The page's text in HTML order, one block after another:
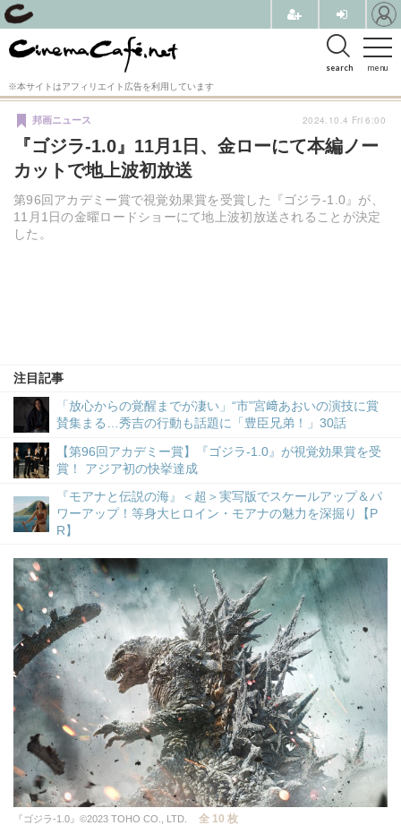
menu
search
※本サイトはアフィリエイト広告を利用しています
『ゴジラ-1.0』11月1日、金ローにて本編ノー
カットで地上波初放送
第96回アカデミー賞で視覚効果賞を受賞した『ゴジラ-1.0』が、
11月1日の金曜ロードショーにて地上波初放送されることが決定
した。
邦画ニュース
注目記事
「放心からの覚醒までが凄い」“市”宮﨑あおいの演技に賞
賛集まる…秀吉の行動も話題に「豊臣兄弟！」30話
【第96回アカデミー賞】『ゴジラ-1.0』が視覚効果賞を受
賞！ アジア初の快挙達成
『モアナと伝説の海』＜超＞実写版でスケールアップ＆パ
ワーアップ！等身大ヒロイン・モアナの魅力を深掘り【P
R】
2024.10.4 Fri 6:00
『ゴジラ-1.0』©2023 TOHO CO., LTD. 全 10 枚